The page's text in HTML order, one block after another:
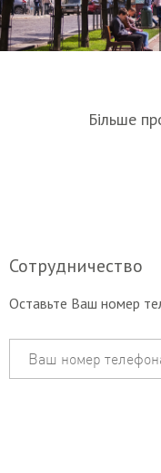
Більше
Сотрудничество
Оставьте Ваш номер